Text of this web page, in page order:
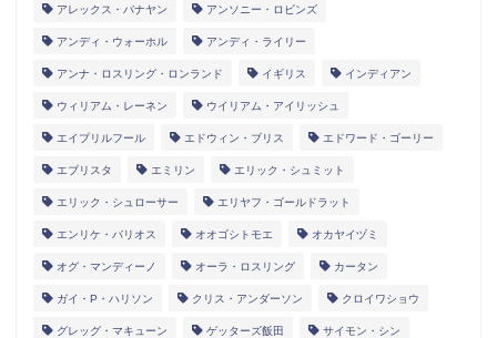
アレックス・バナヤン アンソニー・ロビンズ
アンディ・ウォーホル アンディ・ライリー
アンナ・ロスリング・ロンランド イギリス インディアン
ウィリアム・レーネン ウイリアム・アイリッシュ
エイプリルフール エドウィン・ブリス エドワード・ゴーリー
エブリスタ エミリン エリック・シュミット
エリック・シュローサー エリヤフ・ゴールドラット
エンリケ・バリオス オオゴシトモエ オカヤイヅミ
オグ・マンディーノ オーラ・ロスリング カータン
ガイ・P・ハリソン クリス・アンダーソン クロイワショウ
グレッグ・マキューン ゲッターズ飯田 サイモン・シン